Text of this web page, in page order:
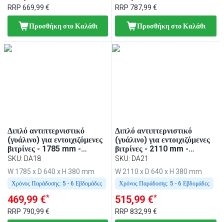
RRP 669,99 €
Προσθήκη στο Καλάθι
RRP 787,99 €
Προσθήκη στο Καλάθι
Διπλό αντιπτερνιστικό
(γυάλινο) για εντοιχιζόμενες
βιτρίνες - 1785 mm -
κατάλληλο για BA186,
WA186, KA186, PA186 &
EA186 - 1785x640x380 mm
SKU: DA18
W 1785 x D 640 x H 380 mm
Χρόνος Παράδοσης: 5 - 6 Εβδομάδες
469,99 €*
RRP 790,99 €
Διπλό αντιπτερνιστικό
(γυάλινο) για εντοιχιζόμενες
βιτρίνες - 2110 mm -
2110x640x380 mm -
κατάλληλο για BA216,
WA216, KA216, PA216 &
EA216
SKU: DA21
W 2110 x D 640 x H 380 mm
Χρόνος Παράδοσης: 5 - 6 Εβδομάδες
515,99 €*
RRP832,99 €